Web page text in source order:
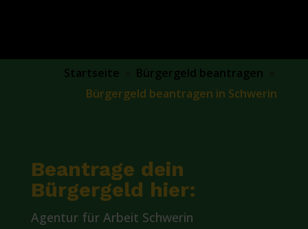
Startseite Bürgergeld beantragen
Bürgergeld beantragen in Schwerin
Beantrage dein
Bürgergeld hier:
Agentur für Arbeit Schwerin